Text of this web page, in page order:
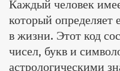
Каждый человек
который определяет
в жизни. Этот код
чисел, букв и
астрологическими